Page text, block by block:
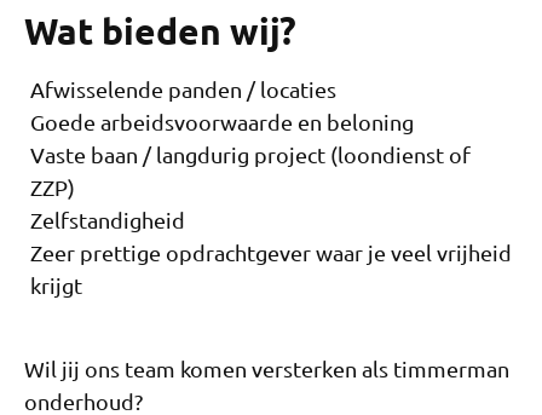
Wat bieden wij?
Afwisselende panden / locaties
Goede arbeidsvoorwaarde en beloning
Vaste baan / langdurig project (loondienst of
ZZP)
Zelfstandigheid
Zeer prettige opdrachtgever waar je veel vrijheid
krijgt
Wil jij ons team komen versterken als timmerman
onderhoud?